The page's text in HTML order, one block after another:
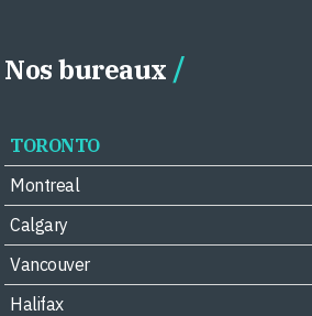
Nos bureaux
TORONTO
Montreal
Calgary
Vancouver
Halifax